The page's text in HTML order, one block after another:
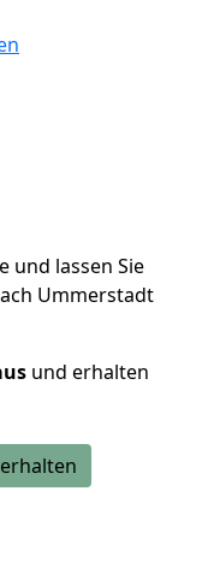
und lassen Sie
Ummerstadt
und erhalten